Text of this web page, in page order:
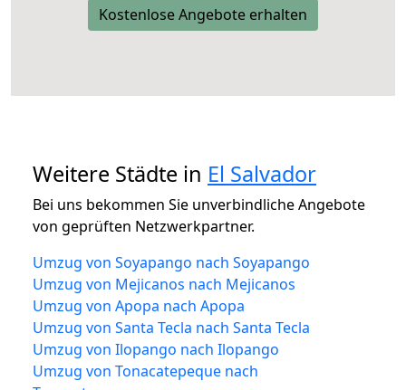
Kostenlose Angebote erhalten
Weitere Städte in El Salvador
Bei uns bekommen Sie unverbindliche Angebote
von geprüften Netzwerkpartner.
Umzug von Soyapango nach Soyapango
Umzug von Mejicanos nach Mejicanos
Umzug von Apopa nach Apopa
Umzug von Santa Tecla nach Santa Tecla
Umzug von Ilopango nach Ilopango
Umzug von Tonacatepeque nach